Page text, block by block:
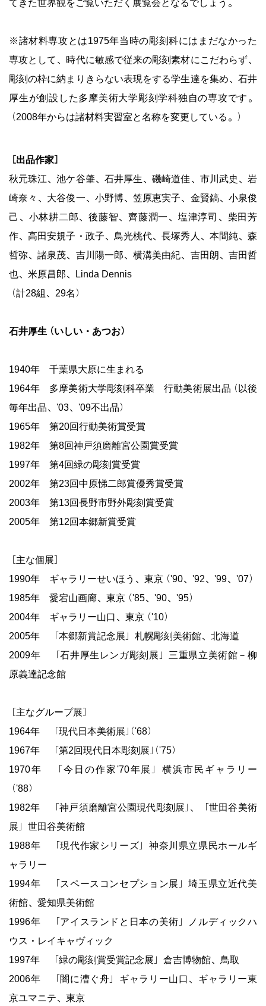
※諸材料専攻とは1975年当時の彫刻科にはまだなかった
専攻として、時代に敏感で従来の彫刻素材にこだわらず、
彫刻の枠に納まりきらない表現をする学生達を集め、石井
厚生が創設した多摩美術大学彫刻学科独自の専攻です。
（2008年からは諸材料実習室と名称を変更している。）
［出品作家］
秋元珠江、池ケ谷肇、石井厚生、磯崎道佳、市川武史、岩
崎奈々、大谷俊一、小野博、笠原恵実子、金賢鎬、小泉俊
己、小林耕二郎、後藤智、齊藤潤一、塩津淳司、柴田芳
作、高田安規子・政子、鳥光桃代、長塚秀人、本間純、森
哲弥、諸泉茂、吉川陽一郎、横溝美由紀、吉田朗、吉田哲
也、米原昌郎、Linda Dennis
（計28組、29名）
石井厚生（いしい・あつお）
1940年 千葉県大原に生まれる
1964年 多摩美術大学彫刻科卒業 行動美術展出品（以後
毎年出品、'03、'09不出品）
1965年 第20回行動美術賞受賞
1982年 第8回神戸須磨離宮公園賞受賞
1997年 第4回緑の彫刻賞受賞
2002年 第23回中原悌二郎賞優秀賞受賞
2003年 第13回長野市野外彫刻賞受賞
2005年 第12回本郷新賞受賞
［主な個展］
1990年 ギャラリーせいほう、東京（'90、'92、'99、'07）
1985年 愛宕山画廊、東京（'85、'90、'95）
2004年 ギャラリー山口、東京（'10）
2005年 「本郷新賞記念展」札幌彫刻美術館、北海道
2009年 「石井厚生レンガ彫刻展」三重県立美術館－柳
原義達記念館
［主なグループ展］
1964年 「現代日本美術展」（'68）
1967年 「第2回現代日本彫刻展」（'75）
1970年 「今日の作家'70年展」横浜市民ギャラリー
（'88）
1982年 「神戸須磨離宮公園現代彫刻展」、「世田谷美術
展」世田谷美術館
1988年 「現代作家シリーズ」神奈川県立県民ホールギ
ャラリー
1994年 「スペースコンセプション展」埼玉県立近代美
術館、愛知県美術館
1996年 「アイスランドと日本の美術」ノルディックハ
ウス・レイキャヴィック
1997年 「緑の彫刻賞受賞記念展」倉吉博物館、鳥取
2006年 「闇に漕ぐ舟」ギャラリー山口、ギャラリー東
京ユマニテ、東京